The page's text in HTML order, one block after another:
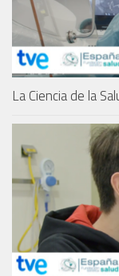
La Ciencia de la